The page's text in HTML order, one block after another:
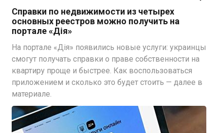
Справки по недвижимости из четырех
основных реестров можно получить на
портале «Дія»
На портале «Дія» появились новые услуги: украинцы
смогут получать справки о праве собственности на
квартиру проще и быстрее. Как воспользоваться
приложением и сколько это будет стоить — далее в
материале.